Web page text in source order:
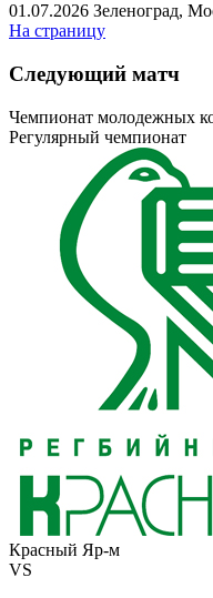
01.07.2026 Зеленоград,
На страницу
Следующий матч
Чемпионат молодежных
Регулярный чемпионат
Красный Яр-м
VS